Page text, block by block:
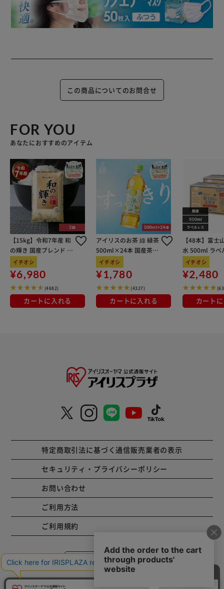
この商品についてのお問合せ
FOR YOU
あなたにおすすめのアイテム
【15kg】令和7年産 和
の輝き 国産ブレンド 5
kg×3袋
イチオシ
¥6,980
(4682)
カートに入れる
アイリスのお茶 綠 緑茶
500ml×24本 国産茶葉
100％使用
イチオシ
¥1,780
(4327)
カートに入れる
【48本】富士
水 500ml ラベ
イチオシ
¥2,480
カート
特定商取引法に基づく通信販売業者の表示
セキュリティ・プライバシーポリシー
お問い合わせ
ご利用方法
ご利用規約
コーポレートサイト